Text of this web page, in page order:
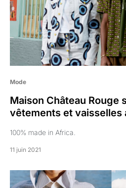
Mode
Maison Château Rouge
vêtements et vaisselles
100% made in Africa.
11 juin 2021